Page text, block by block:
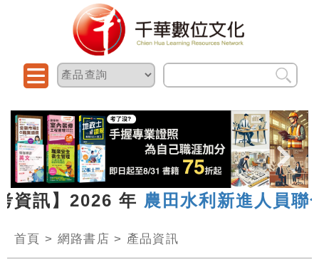
】2026 年農田水利新進人員聯合
首頁 > 網路書店 > 產品資訊